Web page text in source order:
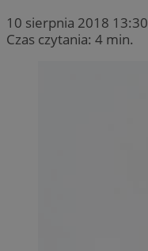
10 sierpnia 2018 13:30
Czas czytania: 4 min.